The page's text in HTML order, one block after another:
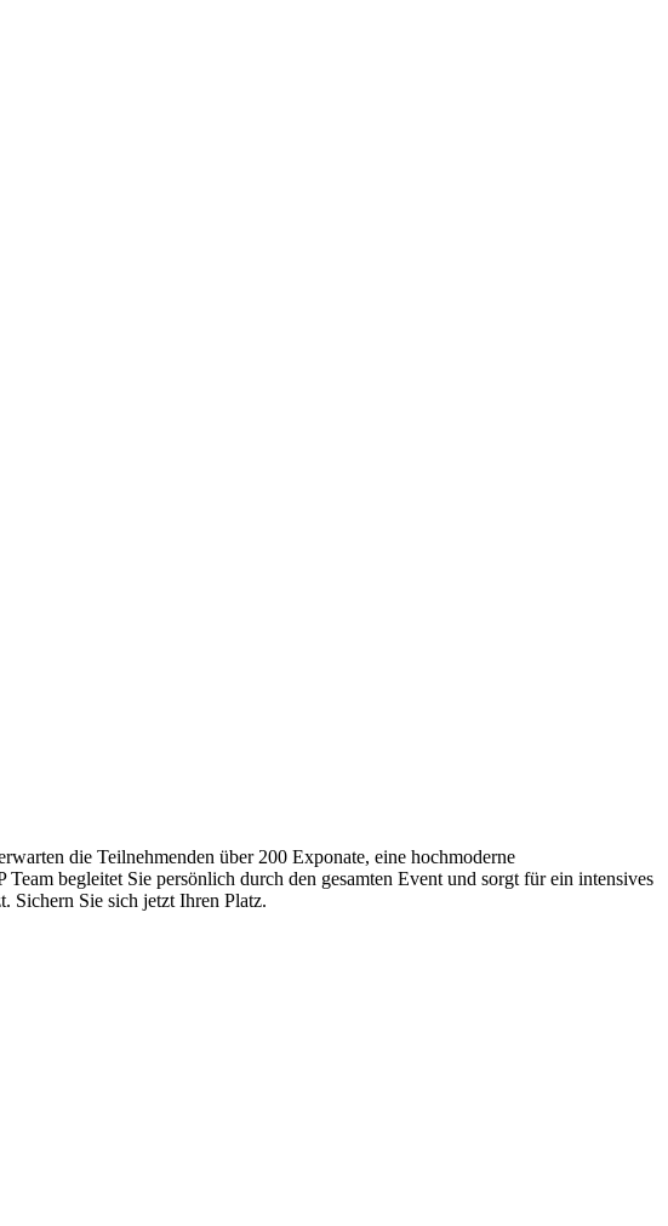
die Teilnehmenden über 200 Exponate, eine hochmoderne
begleitet Sie persönlich durch den gesamten Event und sorgt für ein intensives
Sichern Sie sich jetzt Ihren Platz.